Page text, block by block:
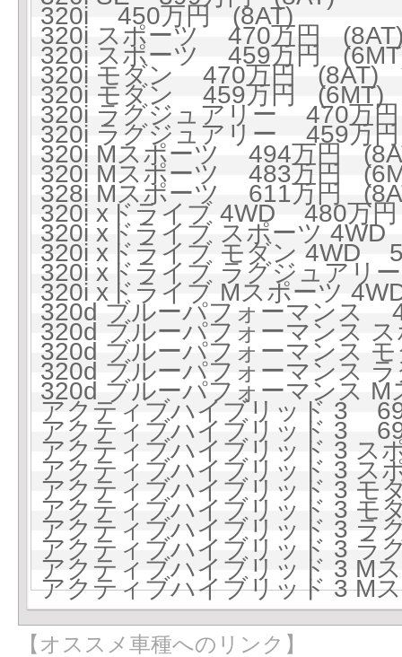
320i 450万円 (8AT)
320i スポーツ 470万円
320i スポーツ 459万円
320i モダン 470万円 (8AT)
320i モダン 459万円 (6MT)
320i ラグジュアリー 470万
320i ラグジュアリー 459万
320i Mスポーツ 494万円
320i Mスポーツ 483万円
328i Mスポーツ 611万円
320i xドライブ 4WD 480万
320i xドライブ スポーツ
320i xドライブ モダン 4WD
320i xドライブ ラグジュア
320i xドライブ Mスポーツ
320d ブルーパフォーマンス
320d ブルーパフォーマンス
320d ブルーパフォーマンス
320d ブルーパフォーマンス
320d ブルーパフォーマンス
アクティブハイブリッド 3
アクティブハイブリッド 3
アクティブハイブリッド 3
アクティブハイブリッド 3
アクティブハイブリッド 3
アクティブハイブリッド 3
アクティブハイブリッド 3
アクティブハイブリッド 3
アクティブハイブリッド 3
アクティブハイブリッド 3
【オススメ車種へのリンク】